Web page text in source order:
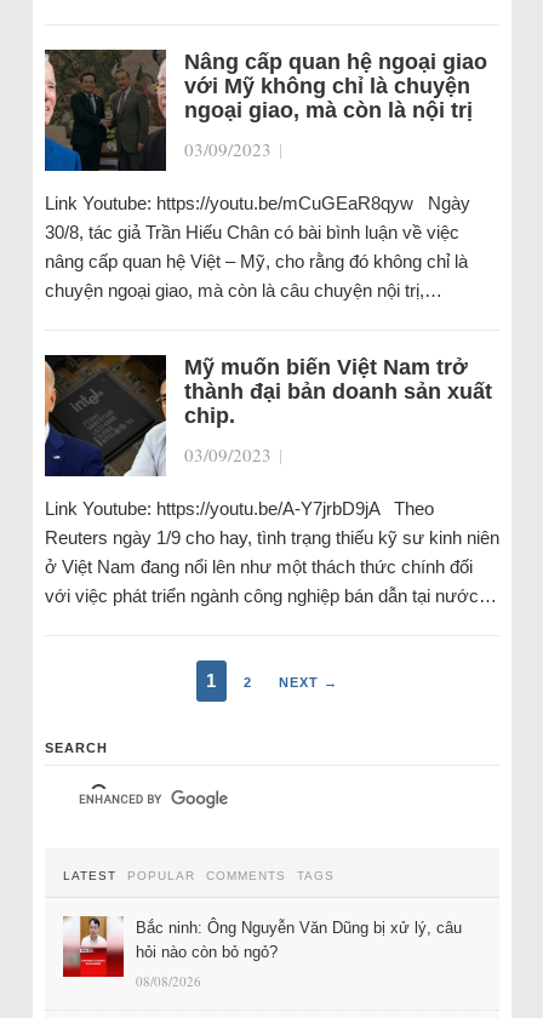
Nâng cấp quan hệ ngoại giao
với Mỹ không chỉ là chuyện
ngoại giao, mà còn là nội trị
03/09/2023 |
Link Youtube: https://youtu.be/mCuGEaR8qyw Ngày
30/8, tác giả Trần Hiếu Chân có bài bình luận về việc
nâng cấp quan hệ Việt – Mỹ, cho rằng đó không chỉ là
chuyện ngoại giao, mà còn là câu chuyện nội trị,…
Mỹ muốn biến Việt Nam trở
thành đại bản doanh sản xuất
chip.
03/09/2023 |
Link Youtube: https://youtu.be/A-Y7jrbD9jA Theo
Reuters ngày 1/9 cho hay, tình trạng thiếu kỹ sư kinh niên
ở Việt Nam đang nổi lên như một thách thức chính đối
với việc phát triển ngành công nghiệp bán dẫn tại nước…
1 2 NEXT →
SEARCH
LATEST POPULAR COMMENTS TAGS
Bắc ninh: Ông Nguyễn Văn Dũng bị xử lý, câu
hỏi nào còn bỏ ngỏ?
08/08/2026